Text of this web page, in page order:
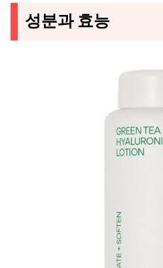
성분과 효능